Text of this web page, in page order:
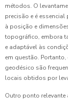
métodos. O
precisão e é
à posição e
topográfico, embora
e adaptável às
em questão.
geodésico são
locais obtidos por
Outro ponto relevante